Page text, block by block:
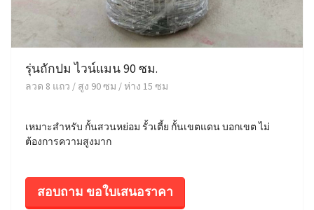
รุ่นถักปม ไวน์แมน 90 ซม.
ลวด 8 แถว / สูง 90 ซม / ห่าง 15 ซม
เหมาะสำหรับ กั้นสวนหย่อม รั้วเตี้ย กั้นเขตแดน บอกเขต ไม่
ต้องการความสูงมาก
สอบถาม ขอใบเสนอราคา